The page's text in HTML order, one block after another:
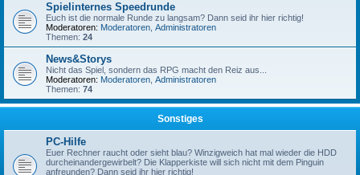
Spielinternes Speedrunde
Euch ist die normale Runde zu langsam? Dann seid ihr hier richtig!
Moderatoren: Moderatoren Administratoren
Themen: 24
News&Storys
Nicht das Spiel, sondern das RPG macht den Reiz aus...
Moderatoren: Moderatoren Administratoren
Themen: 74
Sonstiges
PC-Hilfe
Euer Rechner raucht oder sieht blau? Winzigweich hat mal wieder die HDD
durcheinandergewirbelt? Die Klapperkiste will sich nicht mit dem Pinguin
anfreunden? Dann seid ihr hier richtig!